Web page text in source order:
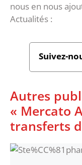
nous en nous
Actualités :
Suivez-
Autres
« Mercato
transferts